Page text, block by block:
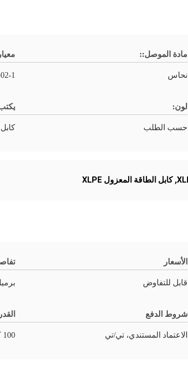
مادة الموصل::
نحاس 1
لون:
حسب الطلب كابل XLPE تحت الأرض
,كابل الطاقة المعزول XLPE
الأسعار
قابل للتفاوض
شروط الدفع
الاعتماد المستندي، تي/تي 100 كيلومتر في الشهر